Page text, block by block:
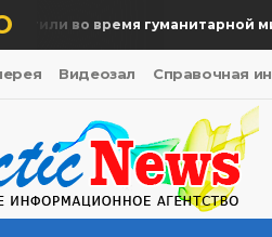
во время гуманитарной
Видеозал Справочная